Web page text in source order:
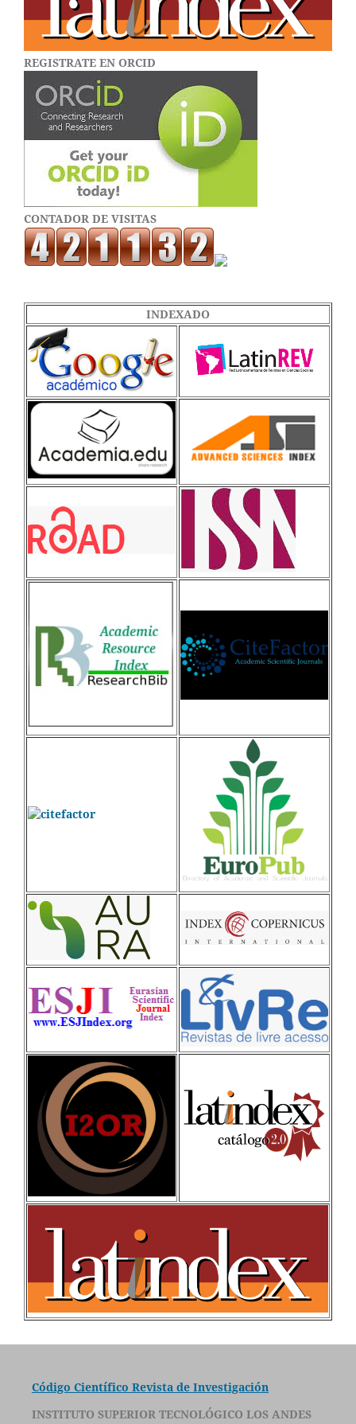
REGISTRATE EN ORCID
CONTADOR DE VISITAS
INDEXADO
Código Científico Revista de Investigación
INSTITUTO SUPERIOR TECNOLÓGICO LOS ANDES